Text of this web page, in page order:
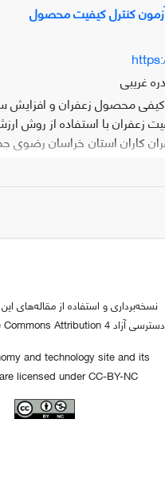
کاران حاضرند برای این
آزمون کنترل کیفیت محصول
غریبی
محصول زعفران و افزایش
زعفران با استفاده از روش
از یک نمونه تصادفی 170 نفر از
آزمون کیفیت زعفران
بر این اساس استفاده
کیفیت نقش مؤثری داشته باشد.
نسخه‌برداری و استفاده از مقاله‌های
دسترسی آزاد Creative Commons Attribution 4 می‌باشد.
and technology site and its
licensed under CC-BY-NC